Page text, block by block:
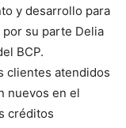
y desarrollo para
por su parte Delia
BCP.
clientes atendidos
nuevos en el
créditos